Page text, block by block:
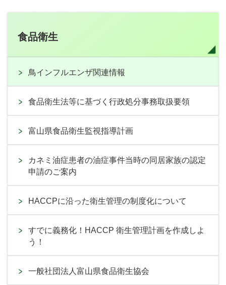
食品衛生
鳥インフルエンザ関連情報
食品衛生法等に基づく行政処分事務取扱要領
富山県食品衛生監視指導計画
カネミ油症患者の油症事件当時の同居家族の認定
申請のご案内
HACCPに沿った衛生管理の制度化について
すでに義務化！HACCP 衛生管理計画を作成しよ
う！
一般社団法人富山県食品衛生協会